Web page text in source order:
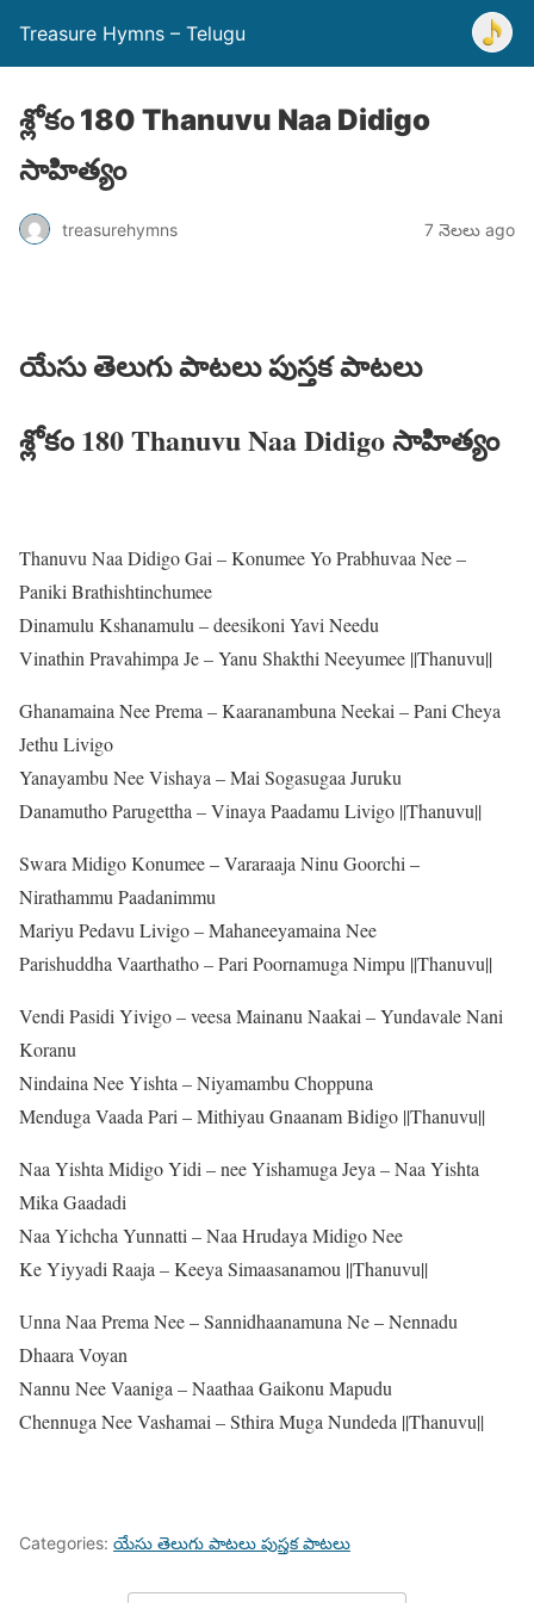
Treasure Hymns – Telugu
శ్లోకం 180 Thanuvu Naa Didigo
సాహిత్యం
treasurehymns 7 నెలలు ago
యేసు తెలుగు పాటలు పుస్తక పాటలు
శ్లోకం 180 Thanuvu Naa Didigo సాహిత్యం
Thanuvu Naa Didigo Gai – Konumee Yo Prabhuvaa Nee –
Paniki Brathishtinchumee
Dinamulu Kshanamulu – deesikoni Yavi Needu
Vinathin Pravahimpa Je – Yanu Shakthi Neeyumee ||Thanuvu||
Ghanamaina Nee Prema – Kaaranambuna Neekai – Pani Cheya
Jethu Livigo
Yanayambu Nee Vishaya – Mai Sogasugaa Juruku
Danamutho Parugettha – Vinaya Paadamu Livigo ||Thanuvu||
Swara Midigo Konumee – Vararaaja Ninu Goorchi –
Nirathammu Paadanimmu
Mariyu Pedavu Livigo – Mahaneeyamaina Nee
Parishuddha Vaarthatho – Pari Poornamuga Nimpu ||Thanuvu||
Vendi Pasidi Yivigo – veesa Mainanu Naakai – Yundavale Nani
Koranu
Nindaina Nee Yishta – Niyamambu Choppuna
Menduga Vaada Pari – Mithiyau Gnaanam Bidigo ||Thanuvu||
Naa Yishta Midigo Yidi – nee Yishamuga Jeya – Naa Yishta
Mika Gaadadi
Naa Yichcha Yunnatti – Naa Hrudaya Midigo Nee
Ke Yiyyadi Raaja – Keeya Simaasanamou ||Thanuvu||
Unna Naa Prema Nee – Sannidhaanamuna Ne – Nennadu
Dhaara Voyan
Nannu Nee Vaaniga – Naathaa Gaikonu Mapudu
Chennuga Nee Vashamai – Sthira Muga Nundeda ||Thanuvu||
Categories: యేసు తెలుగు పాటలు పుస్తక పాటలు